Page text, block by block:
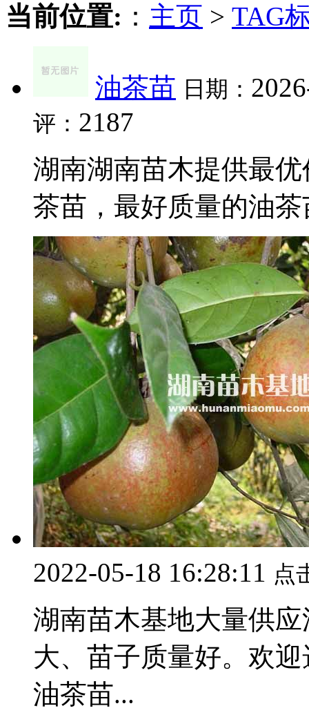
当前位置: ： 主页 > TAG
油茶苗 日期：
评： 2187
湖南湖南苗木提供最
茶苗，最好质量的油茶
2022-05-18 16:28:11 点
湖南苗木基地大量供
大、苗子质量好。欢
油茶苗...